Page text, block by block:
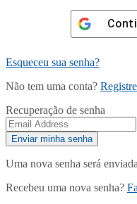
Esqueceu sua senha?
Não tem uma conta?
Recuperação de senha
Uma nova senha será
Recebeu uma nova senha?